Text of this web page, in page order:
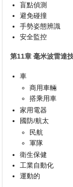
盲點偵測
避免碰撞
手勢姿態辨識
安全監控
第11章 毫米波雷達
車
商用車輛
搭乘用車
家用電器
國防/航太
民航
軍隊
衛生保健
工業自動化
運動的